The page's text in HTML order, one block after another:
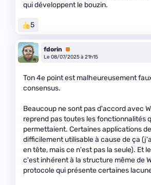
qui développent le bouzin.
5
fdorin
Premium
Le 08/07/2025 à 21h15
Ton 4e point est malheureusement
consensus.
Beaucoup ne sont pas d'accord avec
reprend pas toutes les fonctionnalités
permettaient. Certaines applications
difficilement utilisable à cause de ça
en tête, mais ce n'est pas la seule). Et
c'est inhérent à la structure même de
protocole qui présente certaines